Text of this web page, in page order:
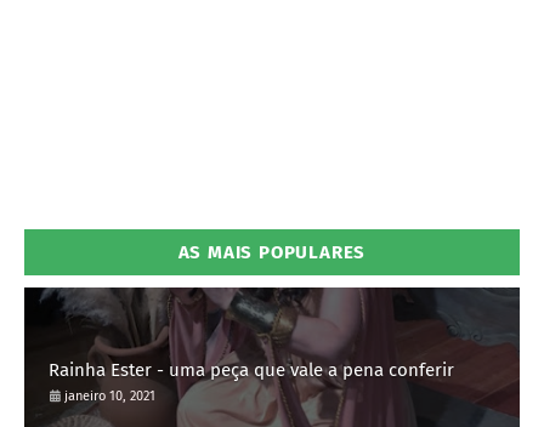
AS MAIS POPULARES
Rainha Ester - uma peça que vale a pena conferir
janeiro 10, 2021